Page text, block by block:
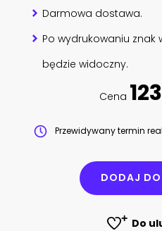
Darmowa dostawa.
Po wydrukowaniu znak
będzie widoczny.
Cena
Przewidywany termin
DODAJ
Do